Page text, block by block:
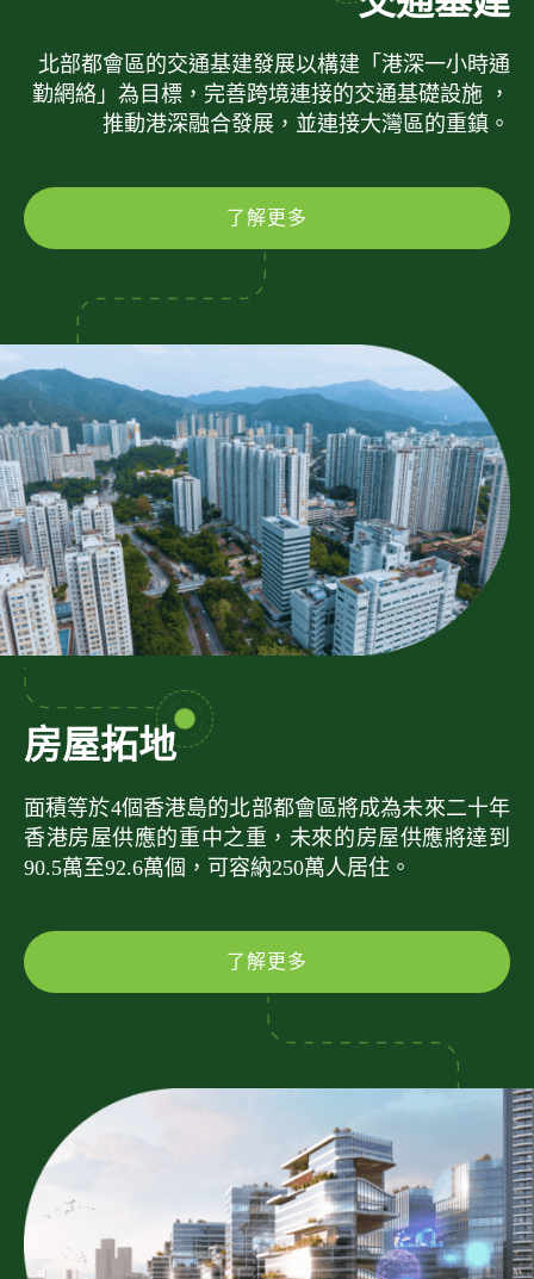
北部都會區的交通基建發展以構建「港深一小時通
勤網絡」為目標，完善跨境連接的交通基礎設施 ，
推動港深融合發展，並連接大灣區的重鎮。
了解更多
房屋拓地
面積等於4個香港島的北部都會區將成為未來二十年
香港房屋供應的重中之重，未來的房屋供應將達到
90.5萬至92.6萬個，可容納250萬人居住。
了解更多